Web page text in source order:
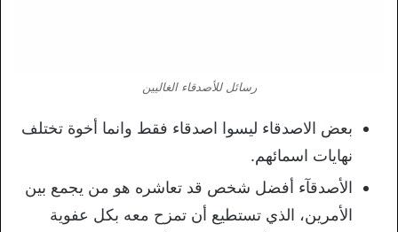
رسائل للأصدقاء الغاليين
بعض الاصدقاء ليسوا اصدقاء فقط وانما أخوة تختلف
نهايات اسمائهم.
الأصدقآء أفضل شخص قد تعاشره هو من يجمع بين
الأمرين، الذي تستطيع أن تمزح معه بكل عفوية